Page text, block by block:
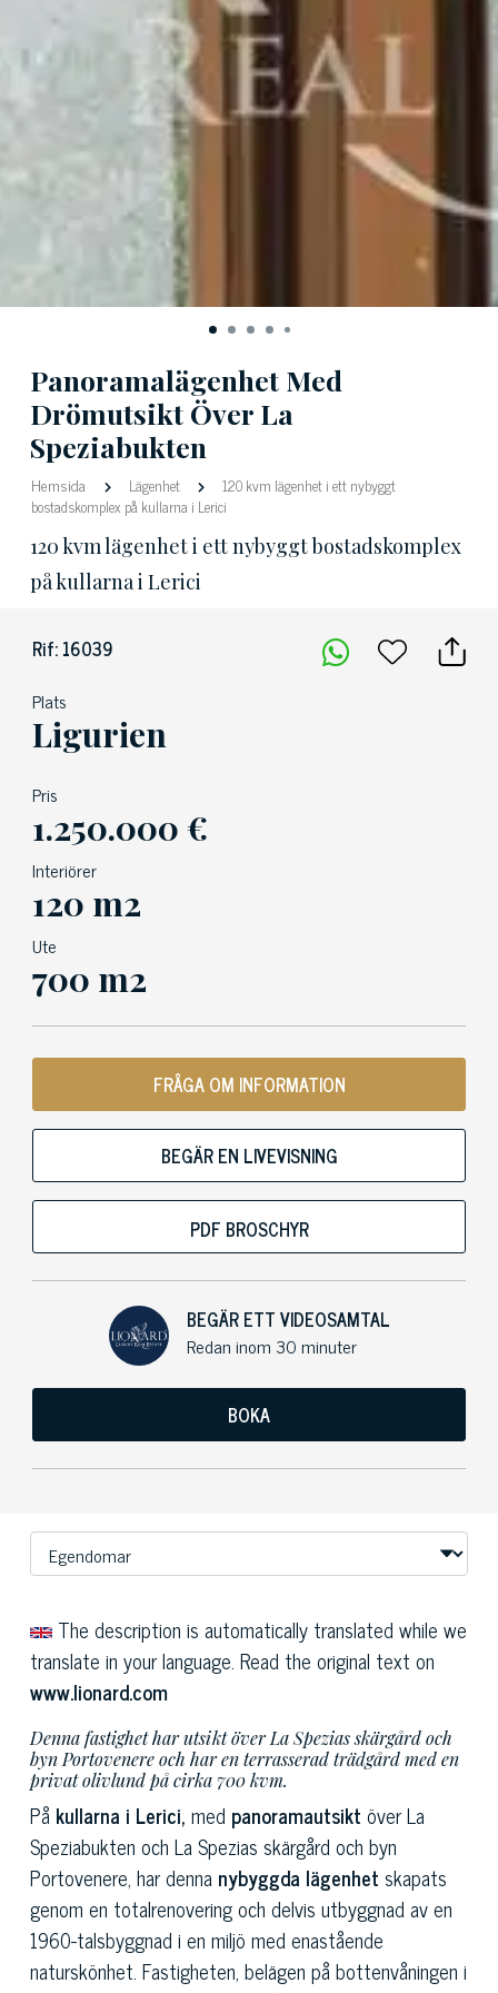
Panoramalägenhet Med
Drömutsikt Över La
Speziabukten
Hemsida Lägenhet
120 kvm lägenhet i ett nybyggt
bostadskomplex på kullarna i Lerici
120 kvm lägenhet i ett nybyggt bostadskomplex
på kullarna i Lerici
Rif: 16039
Plats
Ligurien
Pris
1.250.000 €
Interiörer
120 m2
Ute
700 m2
FRÅGA OM INFORMATION
BEGÄR EN LIVEVISNING
PDF BROSCHYR
BEGÄR ETT VIDEOSAMTAL
Redan inom 30 minuter
BOKA
The description is automatically translated while we
translate in your language. Read the original text on
www.lionard.com
Denna fastighet har utsikt över La Spezias skärgård och
byn Portovenere och har en terrasserad trädgård med en
privat olivlund på cirka 700 kvm.
På kullarna i Lerici, med panoramautsikt över La
Speziabukten och La Spezias skärgård och byn
Portovenere, har denna nybyggda lägenhet skapats
genom en totalrenovering och delvis utbyggnad av en
1960-talsbyggnad i en miljö med enastående
naturskönhet. Fastigheten, belägen på bottenvåningen i